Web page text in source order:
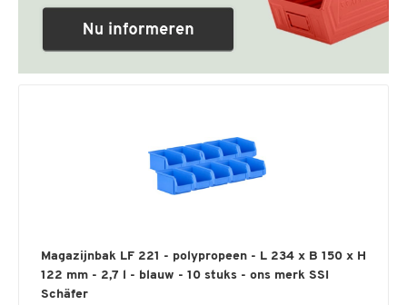
Magazijnbak LF 221 - polypropeen - L 234 x B 150 x H
122 mm - 2,7 l - blauw - 10 stuks - ons merk SSI
Schäfer